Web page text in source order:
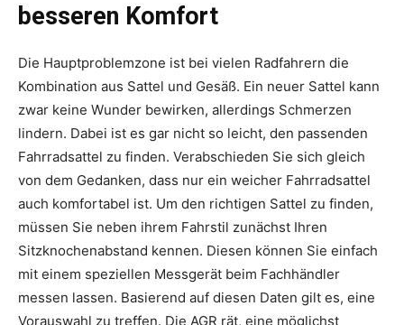
besseren Komfort
Die Hauptproblemzone ist bei vielen Radfahrern die
Kombination aus Sattel und Gesäß. Ein neuer Sattel kann
zwar keine Wunder bewirken, allerdings Schmerzen
lindern. Dabei ist es gar nicht so leicht, den passenden
Fahrradsattel zu finden. Verabschieden Sie sich gleich
von dem Gedanken, dass nur ein weicher Fahrradsattel
auch komfortabel ist. Um den richtigen Sattel zu finden,
müssen Sie neben ihrem Fahrstil zunächst Ihren
Sitzknochenabstand kennen. Diesen können Sie einfach
mit einem speziellen Messgerät beim Fachhändler
messen lassen. Basierend auf diesen Daten gilt es, eine
Vorauswahl zu treffen. Die AGR rät, eine möglichst